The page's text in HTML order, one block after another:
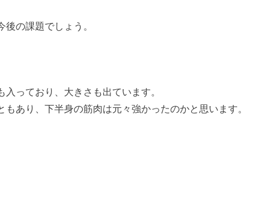
の課題でしょう。
っており、大きさも出ています。
あり、下半身の筋肉は元々強かったのかと思います。